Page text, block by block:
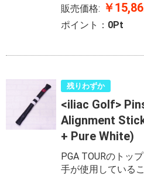
販売価格: ￥
ポイント： 0Pt
残りわずか
<iliac Golf>
Alignment
+ Pure White)
PGA TOURのトッ
手が使用している